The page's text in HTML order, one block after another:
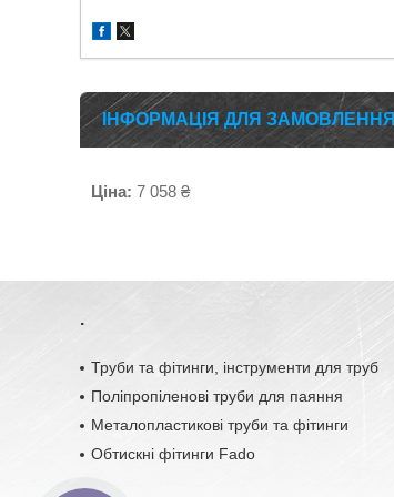
ІНФОРМАЦІЯ ДЛЯ ЗАМОВЛЕННЯ
Ціна: 7 058 ₴
.
Труби та фітинги, інструменти для труб
Поліпропіленові труби для паяння
Металопластикові труби та фітинги
Обтискні фітинги Fado